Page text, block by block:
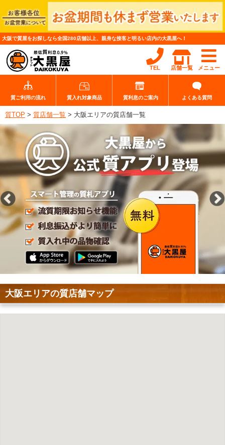
大阪で質屋をお探しなら全国280店舗以上、親身な接客と明るい店内の大黒屋へ！
メニュー
店舗一覧
TEL
質ご利用の流れ 質入れ対象商品 質利息のご案内 よくある質問
質TOP > 質店舗一覧 > 大阪エリアの質店舗一覧
大阪エリアの質店舗マップ